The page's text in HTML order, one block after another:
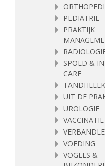
PEDIATRIE
PRAKTIJK
SPOED &
CARE
UIT DE
UROLOGIE
VACCINATIE
VOEDING
VOGELS &